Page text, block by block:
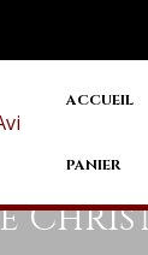
ACCUEIL
PANIER